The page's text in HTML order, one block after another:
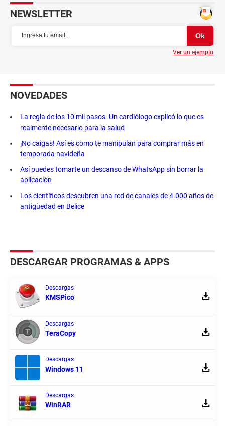
NEWSLETTER
Ver un ejemplo
NOVEDADES
La regla de los 10 mil pasos. Un cardiólogo explicó lo que es
realmente necesario para la salud
¡No caigas! Así es como te manipulan para comprar más en
temporada navideña
Así puedes tomarte un descanso de WhatsApp sin borrar la
aplicación
Los científicos descubren una red de canales de 4.000 años de
antigüedad en Belice
DESCARGAR PROGRAMAS & APPS
Descargas
KMSPico
Descargas
TeraCopy
Descargas
Windows 11
Descargas
WinRAR